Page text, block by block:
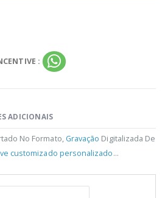
:
ADICIONAIS
No Formato, Gravação Digitalizada De
customizado personalizado...